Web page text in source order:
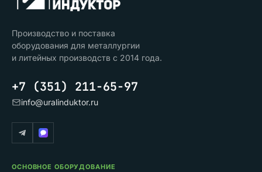
Производство и поставка
оборудования для металлургии
и литейных производств с 2014 года.
+7 (351) 211-65-97
info@uralinduktor.ru
ОСНОВНОЕ ОБОРУДОВАНИЕ